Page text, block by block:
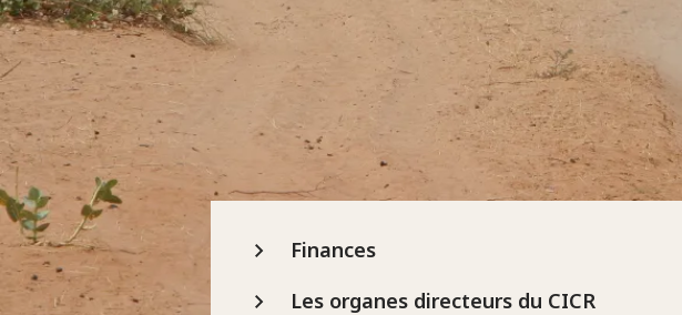
Finances
Les organes directeurs du CICR